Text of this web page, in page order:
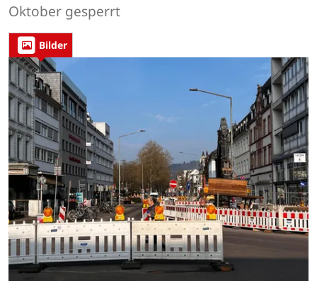
Oktober gesperrt
Bilder